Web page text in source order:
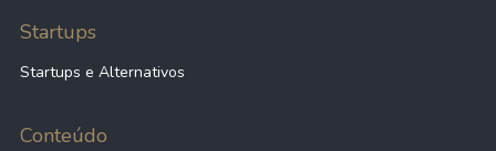
Startups
Startups e Alternativos
Conteúdo